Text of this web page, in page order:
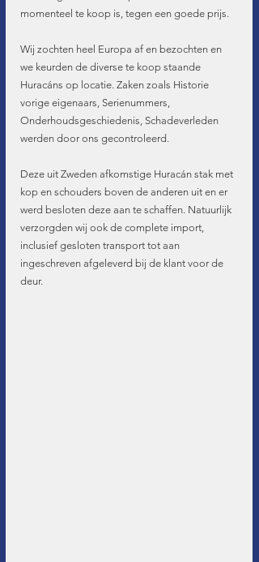
momenteel te koop is, tegen een goede prijs.
Wij zochten heel Europa af en bezochten en
we keurden de diverse te koop staande
Huracáns op locatie. Zaken zoals Historie
vorige eigenaars, Serienummers,
Onderhoudsgeschiedenis, Schadeverleden
werden door ons gecontroleerd.
Deze uit Zweden afkomstige Huracán stak met
kop en schouders boven de anderen uit en er
werd besloten deze aan te schaffen. Natuurlijk
verzorgden wij ook de complete import,
inclusief gesloten transport tot aan
ingeschreven afgeleverd bij de klant voor de
deur.